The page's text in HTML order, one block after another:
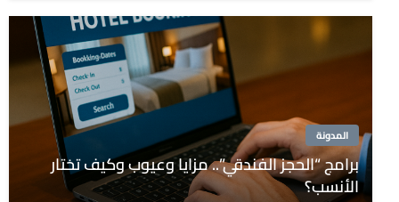
المدونة
برامج “الحجز الفندقي”.. مزايا وعيوب وكيف تختار
الأنسب؟